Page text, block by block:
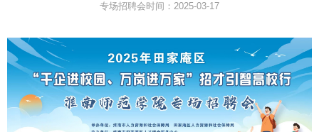
专场招聘会时间：2025-03-17